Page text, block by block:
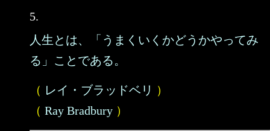
5.
人生とは、「うまくいくかどうかやってみ
る」ことである。
（ レイ・ブラッドベリ ）
（ Ray Bradbury ）